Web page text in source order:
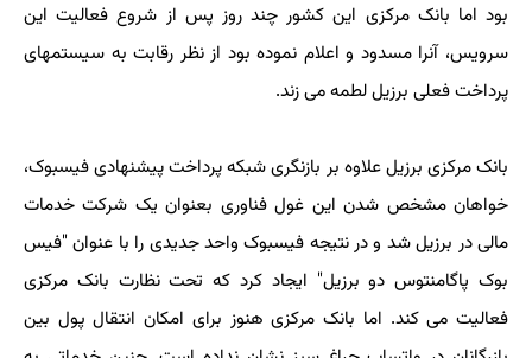
بود اما بانک مرکزی این کشور چند روز پس از شروع فعالیت این
سرویس، آنرا مسدود و اعلام نموده بود از نظر رقابت به سیستمهای
پرداخت فعلی برزیل لطمه می زند.
بانک مرکزی برزیل علاوه بر بازنگری شبکه پرداخت پیشنهادی فیسبوک،
خواهان مشخص شدن این غول فناوری بعنوان یک شرکت خدمات
مالی در برزیل شد و در نتیجه فیسبوک واحد جدیدی را با عنوان "فیس
بوک پاگامنتوس دو برزیل" ایجاد کرد که تحت نظارت بانک مرکزی
فعالیت می کند. اما بانک مرکزی هنوز برای امکان انتقال پول بین